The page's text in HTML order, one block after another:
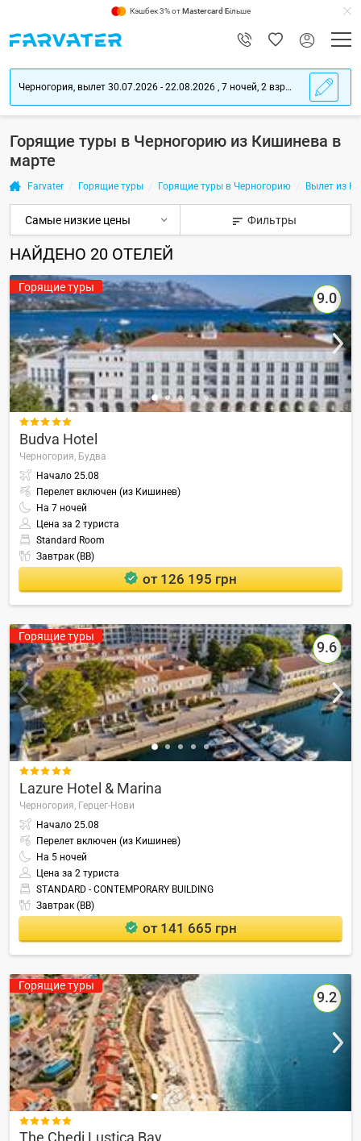
Кэшбек 3% отMastercard Більше
Черногория, вылет 30.07.2026 - 22.08.2026 , 7 ночей, 2 взрослых
Горящие туры в Черногорию из Кишинева в
марте
Farvater Горящие туры Горящие туры в Черногорию Вылет из
Фильтры
НАЙДЕНО 20 ОТЕЛЕЙ
Горящие туры
9.0

Budva Hotel
Черногория, Будва
Начало 25.08
Перелет включен (из Кишинев)
На 7 ночей
Цена за 2 туриста
Standard Room
Завтрак (BB)
от 126 195 грн
Горящие туры
9.6

Lazure Hotel & Marina
Черногория, Герцег-Нови
Начало 25.08
Перелет включен (из Кишинев)
На 5 ночей
Цена за 2 туриста
STANDARD - CONTEMPORARY BUILDING
Завтрак (BB)
от 141 665 грн
Горящие туры
9.2

The Chedi Lustica Bay